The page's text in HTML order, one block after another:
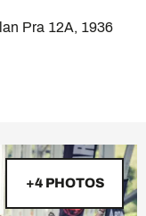
Pra 12A, 1936
+4 PHOTOS